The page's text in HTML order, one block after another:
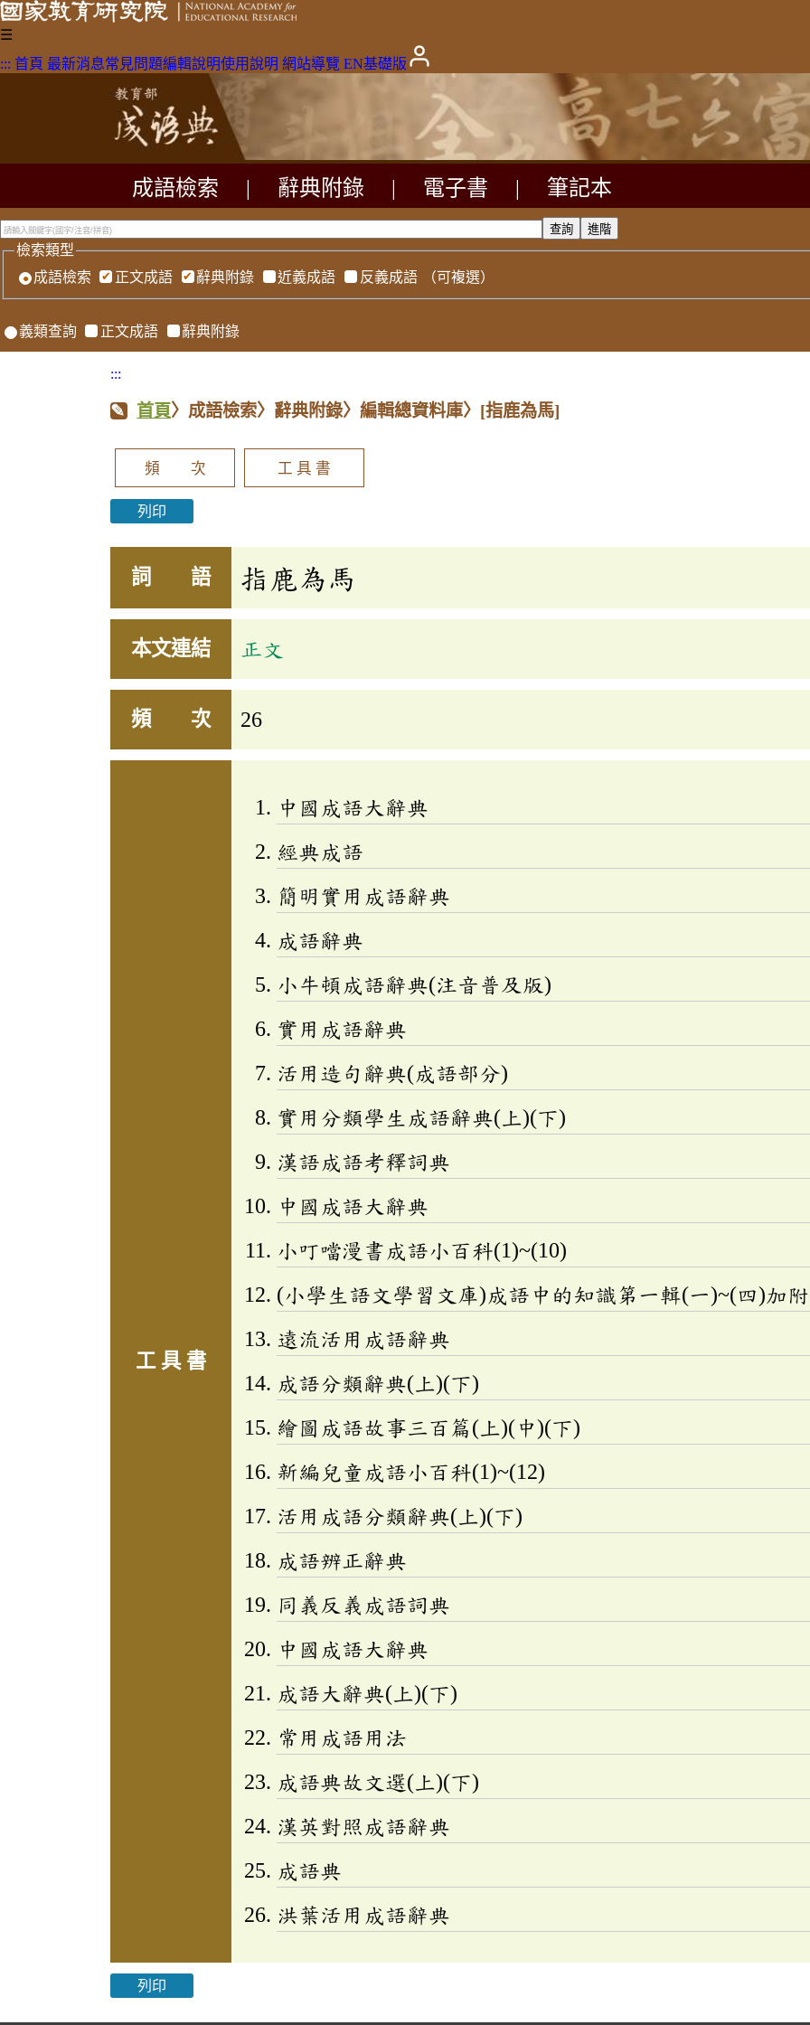
☰
::: 首頁 最新消息常見問題編輯說明使用說明 網站導覽 EN基礎版
成語檢索 辭典附錄 電子書 筆記本
檢索類型
成語檢索
正文成語 辭典附錄 近義成語 反義成語 （可複選）
義類查詢 正文成語 辭典附錄
:::
首頁〉成語檢索〉辭典附錄〉編輯總資料庫〉 [指鹿為馬]
頻 次 工 具 書
列印
詞 語 指鹿為馬
本文連結 正文
頻 次 26
工 具 書
中國成語大辭典
經典成語
簡明實用成語辭典
成語辭典
小牛頓成語辭典(注音普及版)
實用成語辭典
活用造句辭典(成語部分)
實用分類學生成語辭典(上)(下)
漢語成語考釋詞典
中國成語大辭典
小叮噹漫書成語小百科(1)~(10)
(小學生語文學習文庫)成語中的知識第一輯(一)~(四)加
遠流活用成語辭典
成語分類辭典(上)(下)
繪圖成語故事三百篇(上)(中)(下)
新編兒童成語小百科(1)~(12)
活用成語分類辭典(上)(下)
成語辨正辭典
同義反義成語詞典
中國成語大辭典
成語大辭典(上)(下)
常用成語用法
成語典故文選(上)(下)
漢英對照成語辭典
成語典
洪葉活用成語辭典
列印